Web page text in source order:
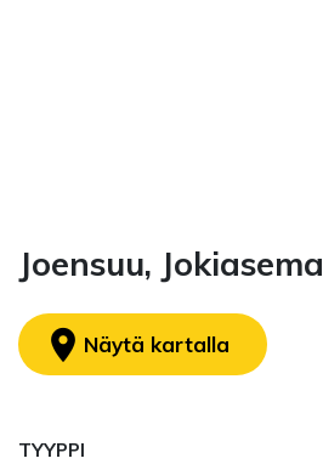
Joensuu, Jokiasema
location_on Näytä kartalla
TYYPPI